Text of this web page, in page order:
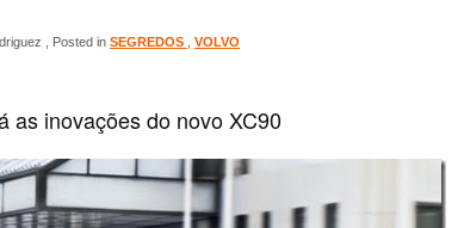
, Posted in SEGREDOS VOLVO
as inovações do novo XC90